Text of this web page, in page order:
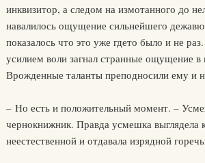
инквизитор, а следом на измотанного до
навалилось ощущение сильнейшего
показалось что это уже гдето было и не
усилием воли загнал странные ощущение в
Врожденные таланты преподносили ему и
– Но есть и положительный момент. –
чернокнижник. Правда усмешка выглядела
неестественной и отдавала изрядной